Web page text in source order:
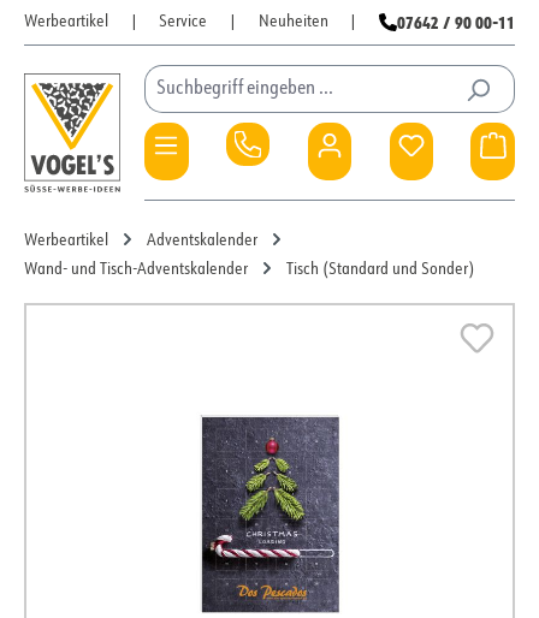
Zum Hauptinhalt springen
Werbeartikel Service Neuheiten 07642 / 90 00-11
Du hast 0
Werbeartikel
Adventskalender
Wand- und Tisch-Adventskalender
Tisch (Standard und Sonder)